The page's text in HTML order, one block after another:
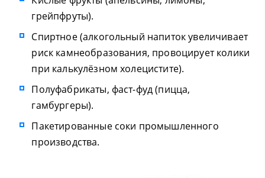
грейпфруты).
Спиртное (алкогольный напиток увеличивает
риск камнеобразования, провоцирует колики
при калькулёзном холецистите).
Полуфабрикаты, фаст-фуд (пицца,
гамбургеры).
Пакетированные соки промышленного
производства.